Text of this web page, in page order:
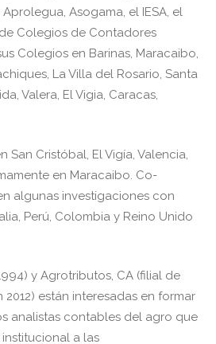
Asogama, el IESA, el
Colegios de Contadores
Colegios en Barinas, Maracaibo,
La Villa del Rosario, Santa
Valera, El Vigia, Caracas,
San Cristóbal, El Vigía, Valencia,
en Maracaibo. Co-
algunas investigaciones con
Perú, Colombia y Reino Unido
y Agrotributos, CA (filial de
están interesadas en formar
analistas contables del agro que
a las